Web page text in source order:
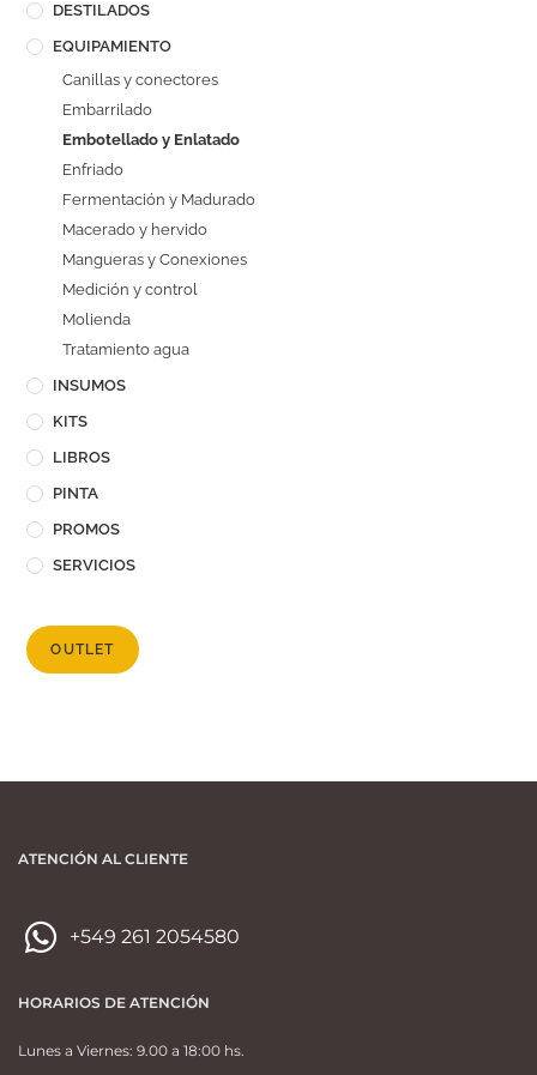
DESTILADOS
EQUIPAMIENTO
Canillas y conectores
Embarrilado
Embotellado y Enlatado
Enfriado
Fermentación y Madurado
Macerado y hervido
Mangueras y Conexiones
Medición y control
Molienda
Tratamiento agua
INSUMOS
KITS
LIBROS
PINTA
PROMOS
SERVICIOS
OUTLET
ATENCIÓN AL CLIENTE
+549 261 2054580
HORARIOS DE ATENCIÓN
Lunes a Viernes: 9.00 a 18:00 hs.